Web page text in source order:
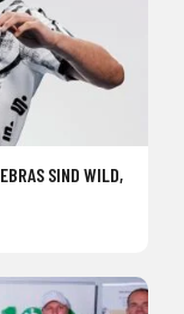
SIND WILD,